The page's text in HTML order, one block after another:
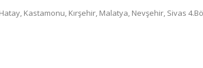
Kastamonu, Kırşehir, Malatya, Nevşehir, Sivas